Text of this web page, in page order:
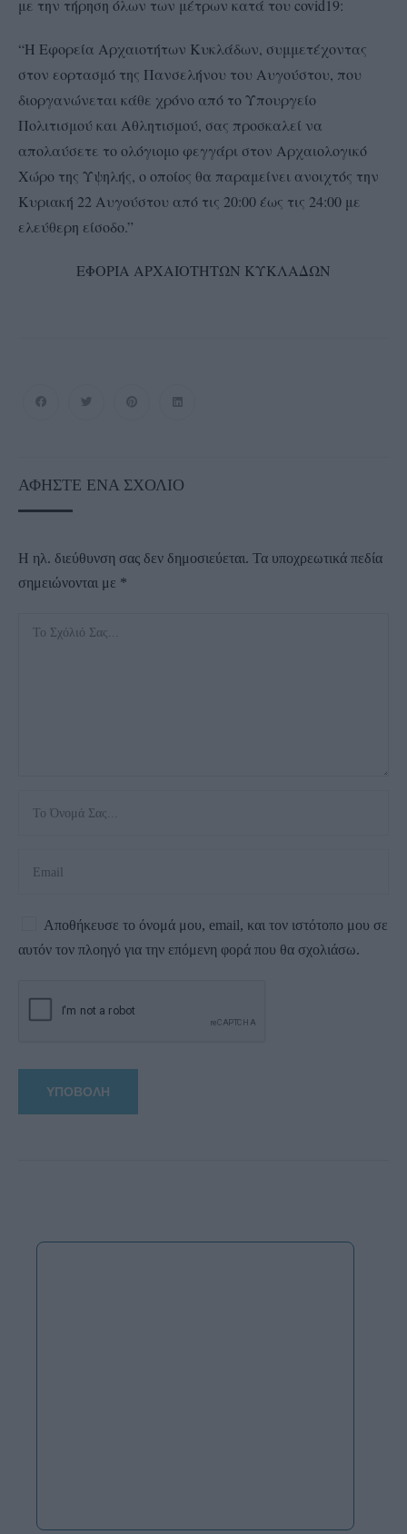
με την τήρηση όλων των μέτρων κατά του covid19:
“Η Εφορεία Αρχαιοτήτων Κυκλάδων, συμμετέχοντας
στον εορτασμό της Πανσελήνου του Αυγούστου, που
διοργανώνεται κάθε χρόνο από το Υπουργείο
Πολιτισμού και Αθλητισμού, σας προσκαλεί να
απολαύσετε το ολόγιομο φεγγάρι στον Αρχαιολογικό
Χώρο της Υψηλής, ο οποίος θα παραμείνει ανοιχτός την
Κυριακή 22 Αυγούστου από τις 20:00 έως τις 24:00 με
ελεύθερη είσοδο.”
ΕΦΟΡΙΑ ΑΡΧΑΙΟΤΗΤΩΝ ΚΥΚΛΑΔΩΝ
ΑΦΉΣΤΕ ΈΝΑ ΣΧΌΛΙΟ
Η ηλ. διεύθυνση σας δεν δημοσιεύεται. Τα υποχρεωτικά πεδία
σημειώνονται με *
Αποθήκευσε το όνομά μου, email, και τον ιστότοπο μου σε
αυτόν τον πλοηγό για την επόμενη φορά που θα σχολιάσω.